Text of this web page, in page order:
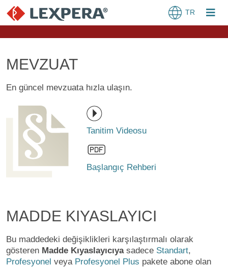
TR
MEVZUAT
En güncel mevzuata hızla ulaşın.
Tanitim Videosu
Başlangıç Rehberi
MADDE KIYASLAYICI
Bu maddedeki değişiklikleri karşılaştırmalı olarak
gösteren Madde Kıyaslayıcıyasadece Standart,
Profesyonel veya Profesyonel Plus pakete abone olan